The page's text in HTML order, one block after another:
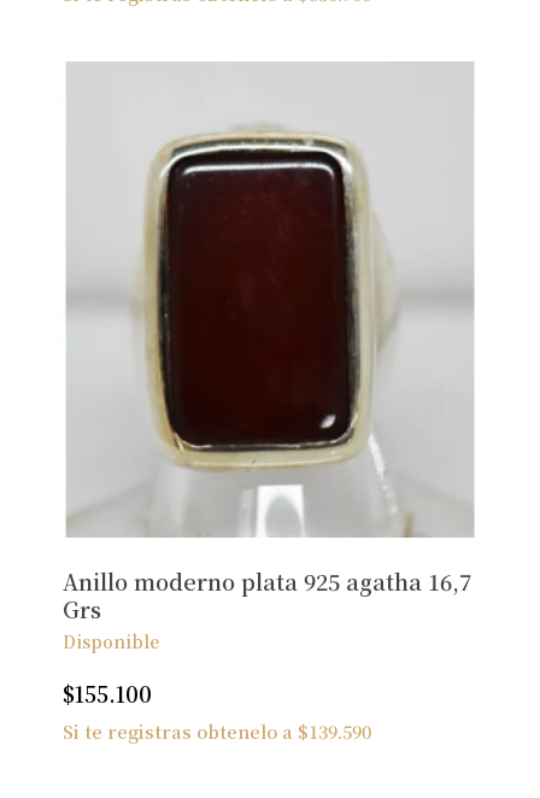
Anillo moderno plata 925 agatha 16,7
Grs
Disponible
$155.100
Si te registras obtenelo a $139.590